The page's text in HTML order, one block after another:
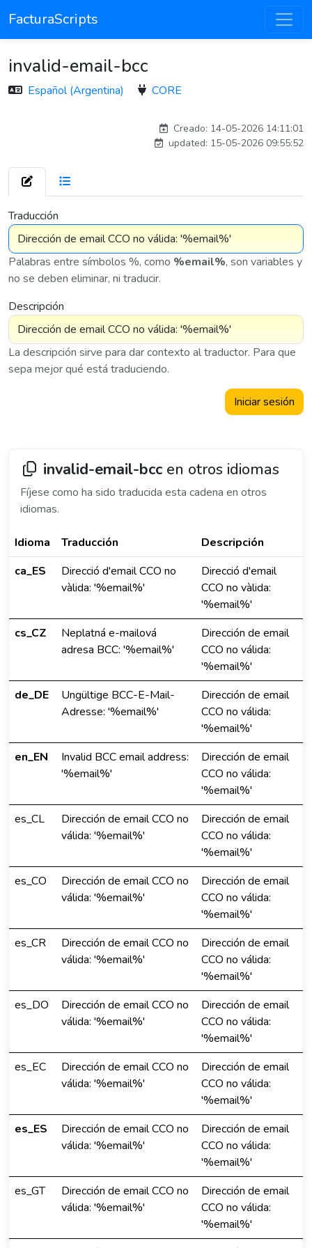
FacturaScripts
invalid-email-bcc
Español (Argentina) CORE
Creado: 14-05-2026 14:11:01
updated: 15-05-2026 09:55:52
Traducción
Palabras entre símbolos %, como %email%, son variables y
no se deben eliminar, ni traducir.
Descripción
La descripción sirve para dar contexto al traductor. Para que
sepa mejor qué está traduciendo.
Iniciar sesión
invalid-email-bcc en otros idiomas
Fíjese como ha sido traducida esta cadena en otros
idiomas.
Idioma Traducción
Descripción
ca_ES
Direcció d'email CCO no
vàlida: '%email%'
Direcció d'email
CCO no vàlida:
'%email%'
cs_CZ
Neplatná e-mailová
adresa BCC: '%email%'
Dirección de email
CCO no válida:
'%email%'
de_DE
Ungültige BCC-E-Mail-
Adresse: '%email%'
Dirección de email
CCO no válida:
'%email%'
en_EN
Invalid BCC email address:
'%email%'
Dirección de email
CCO no válida:
'%email%'
es_CL
Dirección de email CCO no
válida: '%email%'
Dirección de email
CCO no válida:
'%email%'
es_CO
Dirección de email CCO no
válida: '%email%'
Dirección de email
CCO no válida:
'%email%'
es_CR
Dirección de email CCO no
válida: '%email%'
Dirección de email
CCO no válida:
'%email%'
es_DO
Dirección de email CCO no
válida: '%email%'
Dirección de email
CCO no válida:
'%email%'
es_EC
Dirección de email CCO no
válida: '%email%'
Dirección de email
CCO no válida:
'%email%'
es_ES
Dirección de email CCO no
válida: '%email%'
Dirección de email
CCO no válida:
'%email%'
es_GT
Dirección de email CCO no
válida: '%email%'
Dirección de email
CCO no válida:
'%email%'